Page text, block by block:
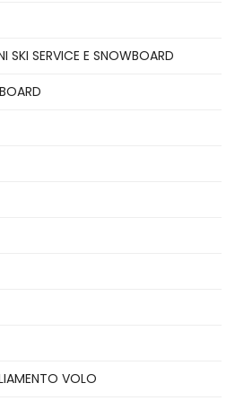
SKI SERVICE E SNOWBOARD
VOLO